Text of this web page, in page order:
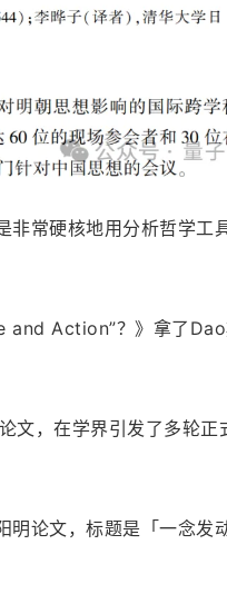
非常硬核地用分析哲学工
Action”？》拿了Dao
文，在学界引发了多轮正
论文，标题是「一念发动